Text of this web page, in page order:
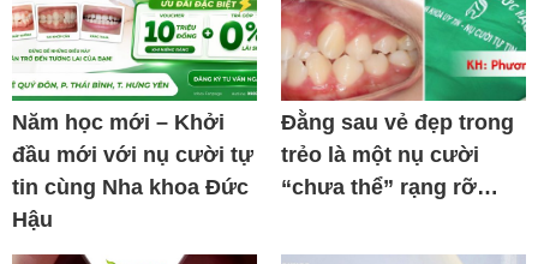
Năm học mới – Khởi
đầu mới với nụ cười tự
tin cùng Nha khoa Đức
Hậu
Đằng sau vẻ đẹp trong
trẻo là một nụ cười
“chưa thể” rạng rỡ…